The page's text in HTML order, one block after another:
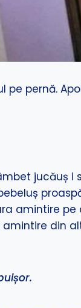
pernă.
jucăuș i
amintire
din